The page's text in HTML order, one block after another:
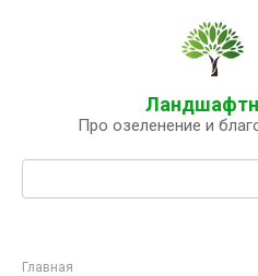
Про озеленение и
Главная